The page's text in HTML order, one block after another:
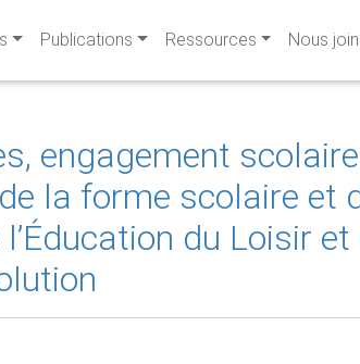
Publications Ressources Nous
engagement
la forme scolaire et
du Loisir